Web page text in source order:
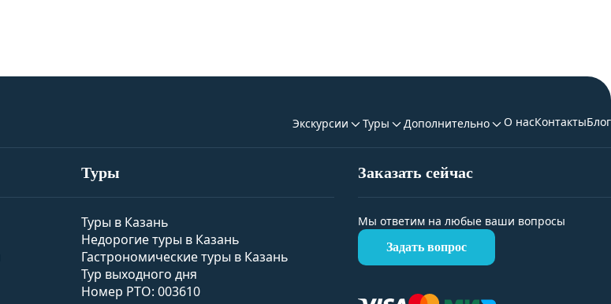
Экскурсии Туры Дополнительно О насКонтактыБлог
Туры
Туры в Казань
Недорогие туры в Казань
Гастрономические туры в Казань
Тур выходного дня
Номер РТО: 003610
Заказать сейчас
Мы ответим на любые ваши вопросы
Задать вопрос